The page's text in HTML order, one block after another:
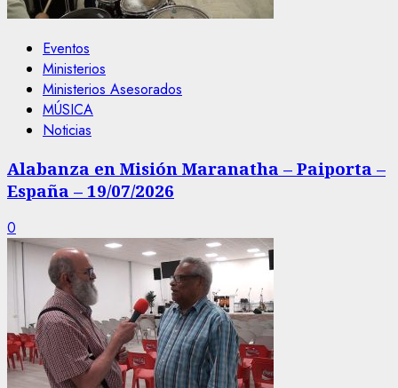
Eventos
Ministerios
Ministerios Asesorados
MÚSICA
Noticias
Alabanza en Misión Maranatha – Paiporta –
España – 19/07/2026
0